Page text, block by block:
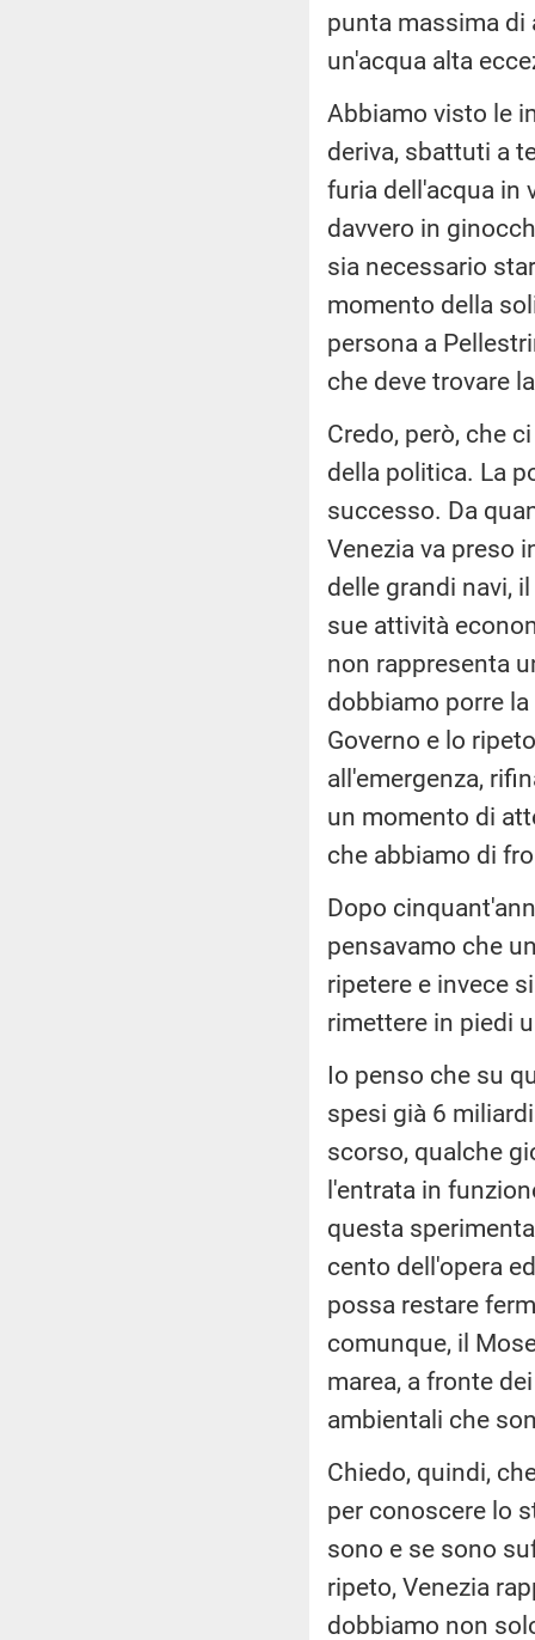
punta massima di
un'acqua alta
Abbiamo visto le
deriva, sbattuti a
furia dell'acqua in
davvero in
sia necessario
momento della
persona a
che deve trovare
Credo, però, che
della politica. La
successo. Da
Venezia va preso
delle grandi navi,
sue attività
non rappresenta
dobbiamo porre
Governo e lo
all'emergenza,
un momento di
che abbiamo di
Dopo
pensavamo che
ripetere e invece
rimettere in piedi
Io penso che su
spesi già 6
scorso, qualche
l'entrata in
questa
cento dell'opera
possa restare
comunque, il
marea, a fronte
ambientali che
Chiedo, quindi,
per conoscere lo
sono e se sono
ripeto, Venezia
dobbiamo non